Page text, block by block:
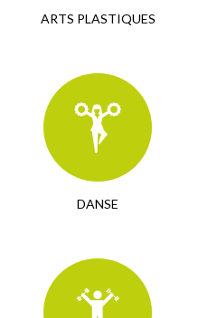
ARTS PLASTIQUES
DANSE